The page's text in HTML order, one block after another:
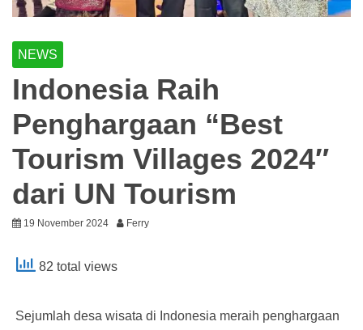
NEWS
Indonesia Raih
Penghargaan “Best
Tourism Villages 2024″
dari UN Tourism
19 November 2024 Ferry
82 total views
Sejumlah desa wisata di Indonesia meraih penghargaan